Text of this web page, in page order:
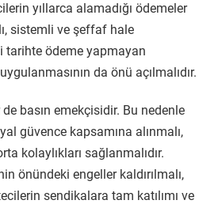
yıllarca alamadığı ödemeler
sistemli ve şeffaf hale
tarihte ödeme yapmayan
da önü açılmalıdır.
basın emekçisidir. Bu nedenle
güvence kapsamına alınmalı,
kolaylıkları sağlanmalıdır.
önündeki engeller kaldırılmalı,
sendikalara tam katılımı ve